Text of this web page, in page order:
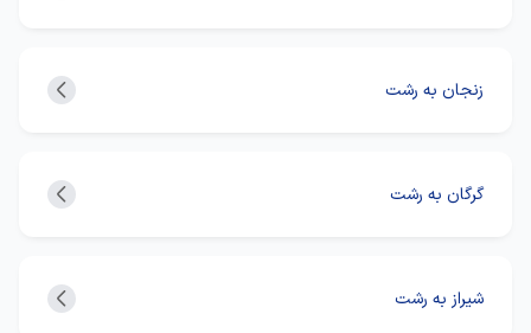
زنجان به رشت
گرگان به رشت
شیراز به رشت